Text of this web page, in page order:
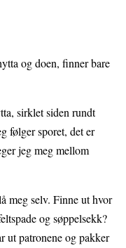
og doen, finner bare
sirklet siden rundt
følger sporet, det er
jeg meg mellom
meg selv. Finne ut hvor
og søppelsekk?
ut patronene og pakker